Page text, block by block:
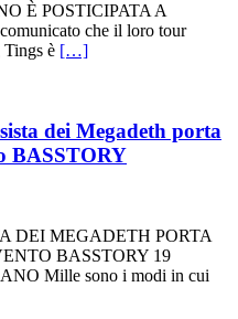
È POSTICIPATA A
che il loro tour
è […]
dei Megadeth porta
BASSTORY
DEI MEGADETH PORTA
BASSTORY 19
Mille sono i modi in cui